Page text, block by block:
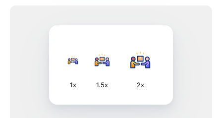
1x 1.5x 2x